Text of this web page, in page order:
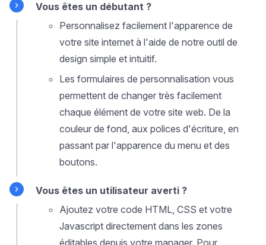
Vous êtes un débutant ?
Personnalisez facilement l'apparence de
votre site internet à l'aide de notre outil de
design simple et intuitif.
Les formulaires de personnalisation vous
permettent de changer très facilement
chaque élément de votre site web. De la
couleur de fond, aux polices d'écriture, en
passant par l'apparence du menu et des
boutons.
Vous êtes un utilisateur averti ?
Ajoutez votre code HTML, CSS et votre
Javascript directement dans les zones